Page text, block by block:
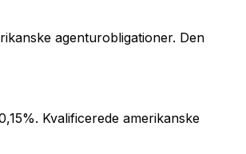
agenturobligationer. Den
Kvalificerede amerikanske